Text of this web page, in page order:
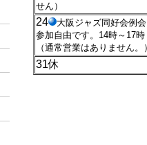
せん）
24
大阪ジャズ同好会例会
参加自由です。14時～17時
（通常営業はありません。
31休